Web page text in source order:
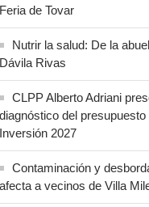
Feria de Tovar
Nutrir la salud: De la
Dávila Rivas
CLPP Alberto Adriani
diagnóstico del
Inversión 2027
Contaminación y
afecta a vecinos de Villa